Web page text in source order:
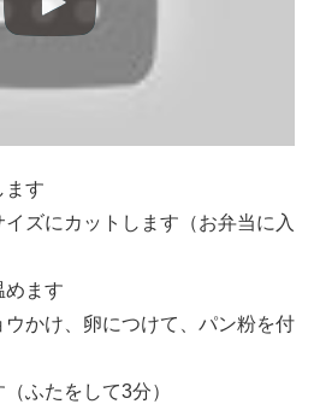
す
ズにカットします（お弁当に入
ます
かけ、卵につけて、パン粉を付
ふたをして3分）